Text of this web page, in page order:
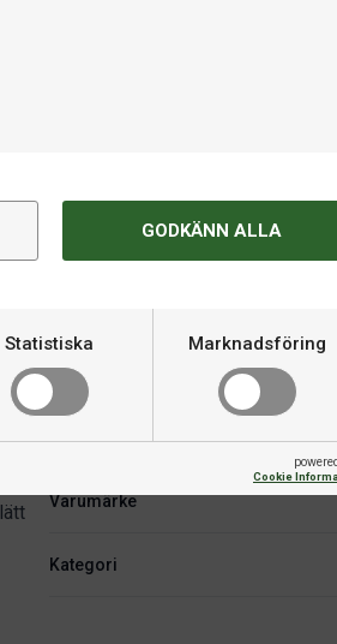
GODKÄNN ALLA
Statistiska Marknadsföring
Cookie
Cornilleau P-Ball ABS Evolution
Om produkten
Varumärke
Kategori